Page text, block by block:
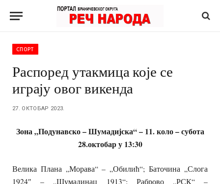
СПОРТ
Распоред утакмица које се
играју овог викенда
27. ОКТОБАР 2023.
Зона „Подунавско – Шумадијска“ – 11. коло – субота
28.октобар у 13:30
Велика Плана „Морава“ – „Обилић“; Баточина „Слога
1924″ – „Шумадинац 1913“; Раброво „РСК“ –